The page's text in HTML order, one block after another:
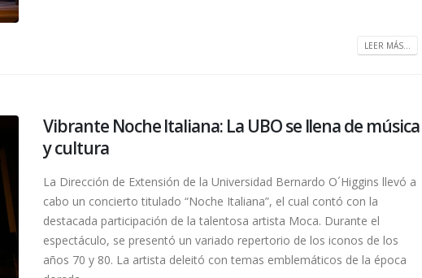
LEER MÁS...
Vibrante Noche Italiana: La UBO se llena de música
y cultura
La Dirección de Extensión de la Universidad Bernardo O´Higgins llevó a
cabo un concierto titulado “Noche Italiana”, el cual contó con la
destacada participación de la talentosa artista Moca. Durante el
espectáculo, se presentó un variado repertorio de los iconos de los
años 70 y 80. La artista deleitó con temas emblemáticos de la época